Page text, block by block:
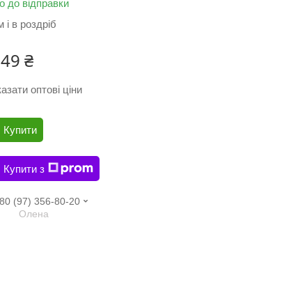
до відправки
в роздріб
49 ₴
оптові ціни
Купити
Купити з
(97) 356-80-20
Олена